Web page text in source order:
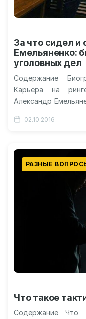
За что сидел и
Емельяненко:
уголовных дел
Содержание
Карьера на
Александр
оправдывается за…
02.10.2016
РАЗНЫЕ
Что такое
Содержание Что